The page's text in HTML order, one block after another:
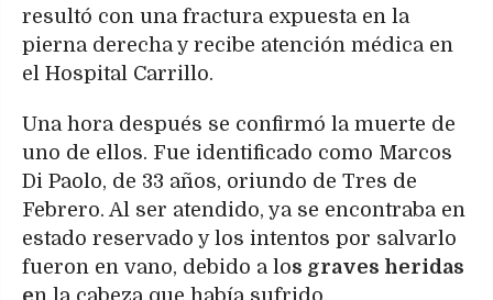
resultó con una fractura expuesta en la
pierna derecha y recibe atención médica en
el Hospital Carrillo.
Una hora después se confirmó la muerte de
uno de ellos. Fue identificado como Marcos
Di Paolo, de 33 años, oriundo de Tres de
Febrero. Al ser atendido, ya se encontraba en
estado reservado y los intentos por salvarlo
fueron en vano, debido a los graves heridas
en la cabeza que había sufrido.